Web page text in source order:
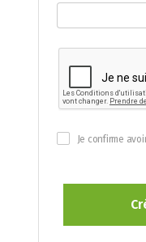
Je confirme